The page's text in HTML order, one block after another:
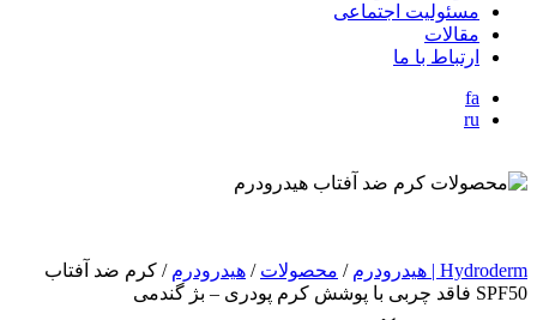
مسئولیت اجتماعی
مقالات
ارتباط با ما
fa
ru
Hydroderm | هیدرودرم / محصولات / هیدرودرم / کرم ضد آفتاب
SPF50 فاقد چربی با پوشش کرم پودری – بژ گندمی